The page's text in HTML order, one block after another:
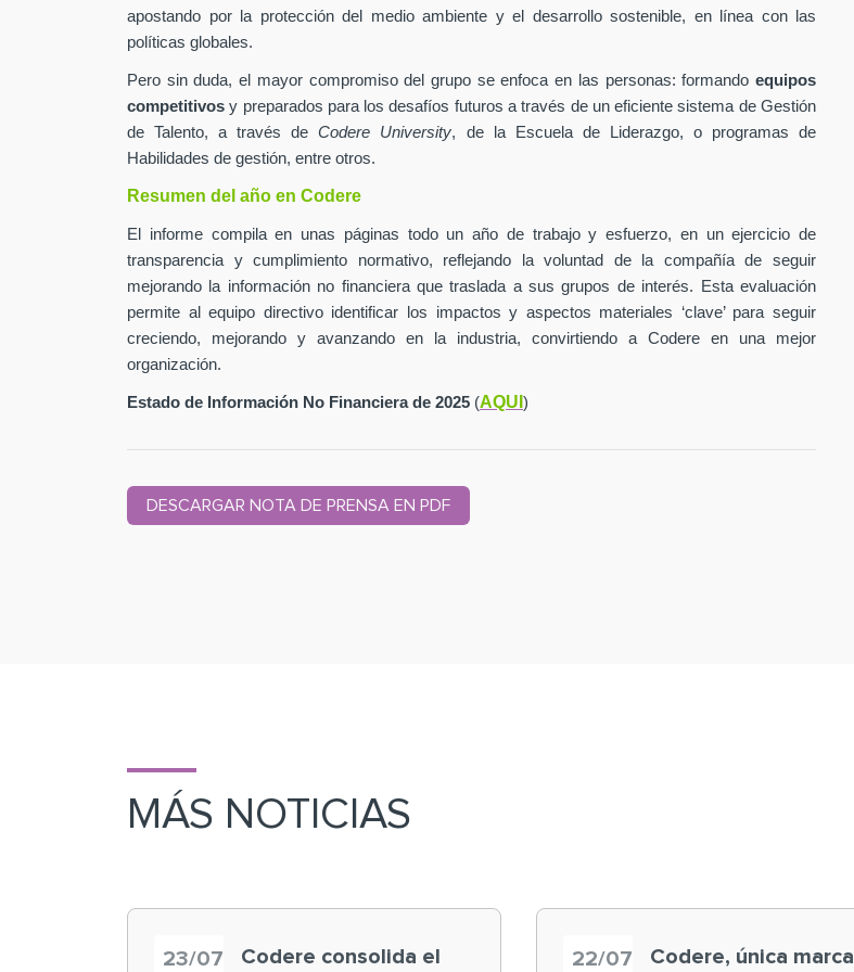
apostando por la protección del medio ambiente y el desarrollo sostenible, en línea con las
políticas globales.
Pero sin duda, el mayor compromiso del grupo se enfoca en las personas: formando equipos
competitivos y preparados para los desafíos futuros a través de un eficiente sistema de Gestión
de Talento, a través deCodere University, de la Escuela de Liderazgo, o programas de
Habilidades de gestión, entre otros.
Resumen del año en Codere
El informe compila en unas páginas todo un año de trabajo y esfuerzo, en un ejercicio de
transparencia y cumplimiento normativo, reflejando la voluntad de la compañía de seguir
mejorando la información no financiera que traslada a sus grupos de interés. Esta evaluación
permite al equipo directivo identificar los impactos y aspectos materiales ‘clave’ para seguir
creciendo, mejorando y avanzando en la industria, convirtiendo a Codere en una mejor
organización.
Estado de Información No Financiera de 2025 (AQUI )
DESCARGAR NOTA DE PRENSA EN PDF
MÁS NOTICIAS
23/07 Codere consolida el 22/07 Codere, única marca